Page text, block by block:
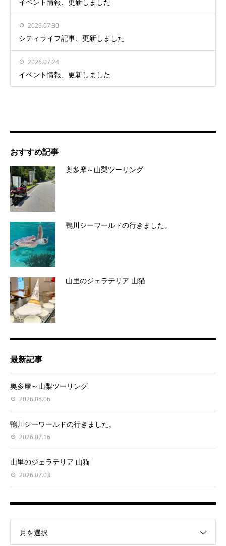
2026.07.30
シティライフ記事、更新しました
2026.07.24
イベント情報、更新しました
おすすめ記事
奥多摩～山梨ツーリング
鴨川シーワールドの行きました。
山里のジェラテリア 山猫
最新記事
奥多摩～山梨ツーリング
2026.08.06
鴨川シーワールドの行きました。
2026.07.16
山里のジェラテリア 山猫
2026.07.03
月を選択